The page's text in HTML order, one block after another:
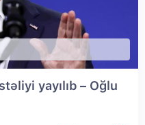
yayılıb – Oğlu